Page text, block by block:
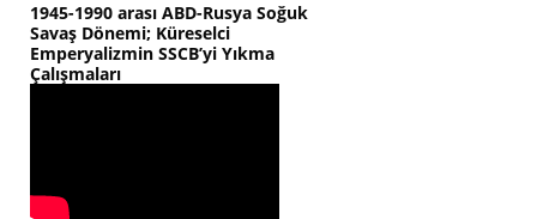
1945-1990 arası ABD-Rusya Soğuk
Savaş Dönemi; Küreselci
Emperyalizmin SSCB’yi Yıkma
Çalışmaları